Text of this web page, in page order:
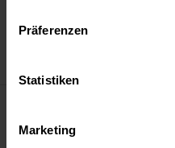
Präferenzen
Statistiken
Marketing